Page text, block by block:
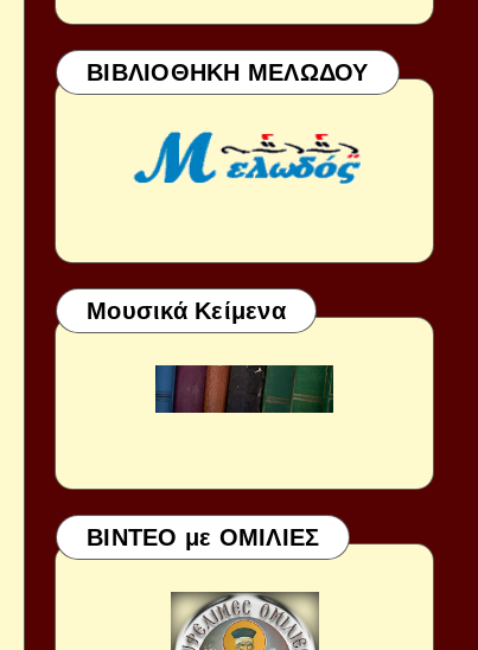
ΒΙΒΛΙΟΘΗΚΗ ΜΕΛΩΔΟΥ
Μουσικά Κείμενα
ΒΙΝΤΕΟ με ΟΜΙΛΙΕΣ